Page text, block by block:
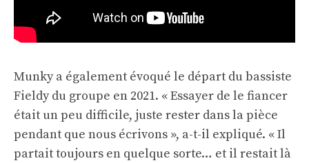
Munky a également évoqué le départ du bassiste
Fieldy du groupe en 2021. « Essayer de le fiancer
était un peu difficile, juste rester dans la pièce
pendant que nous écrivons », a-t-il expliqué. « Il
partait toujours en quelque sorte… et il restait là